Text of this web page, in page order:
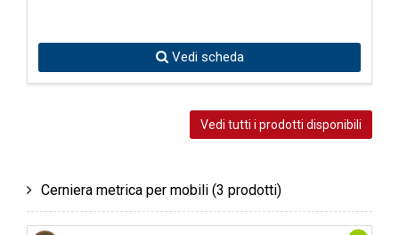
Vedi scheda
Vedi tutti i prodotti disponibili
Cerniera metrica per mobili (3 prodotti)